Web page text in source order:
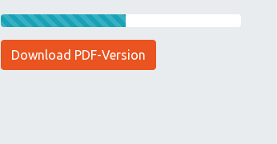
Download PDF-Version